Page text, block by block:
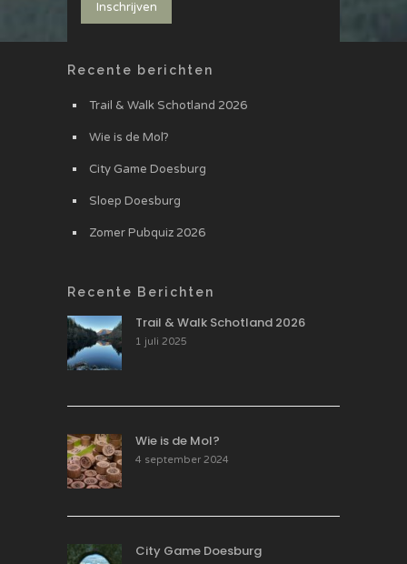
Recente berichten
Trail & Walk Schotland 2026
Wie is de Mol?
City Game Doesburg
Sloep Doesburg
Zomer Pubquiz 2026
Recente Berichten
Trail & Walk Schotland 2026
1 juli 2025
Wie is de Mol?
4 september 2024
City Game Doesburg